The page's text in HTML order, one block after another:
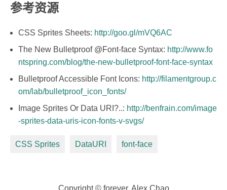
参考资源
CSS Sprites Sheets: http://goo.gl/mVQ6AC
The New Bulletproof @Font-face Syntax: http://www.fo
ntspring.com/blog/the-new-bulletproof-font-face-syntax
Bulletproof Accessible Font Icons: http://filamentgroup.c
om/lab/bulletproof_icon_fonts/
Image Sprites Or Data URI?..: http://benfrain.com/image
-sprites-data-uris-icon-fonts-v-svgs/
CSS Sprites DataURI font-face
Copyright © forever. Alex Chao